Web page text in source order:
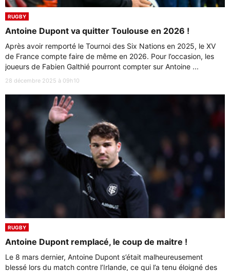
RUGBY
Antoine Dupont va quitter Toulouse en 2026 !
Après avoir remporté le Tournoi des Six Nations en 2025, le XV
de France compte faire de même en 2026. Pour l’occasion, les
joueurs de Fabien Galthié pourront compter sur Antoine ...
28 décembre 2025 à 09h10
RUGBY
Antoine Dupont remplacé, le coup de maitre !
Le 8 mars dernier, Antoine Dupont s’était malheureusement
blessé lors du match contre l’Irlande, ce qui l’a tenu éloigné des